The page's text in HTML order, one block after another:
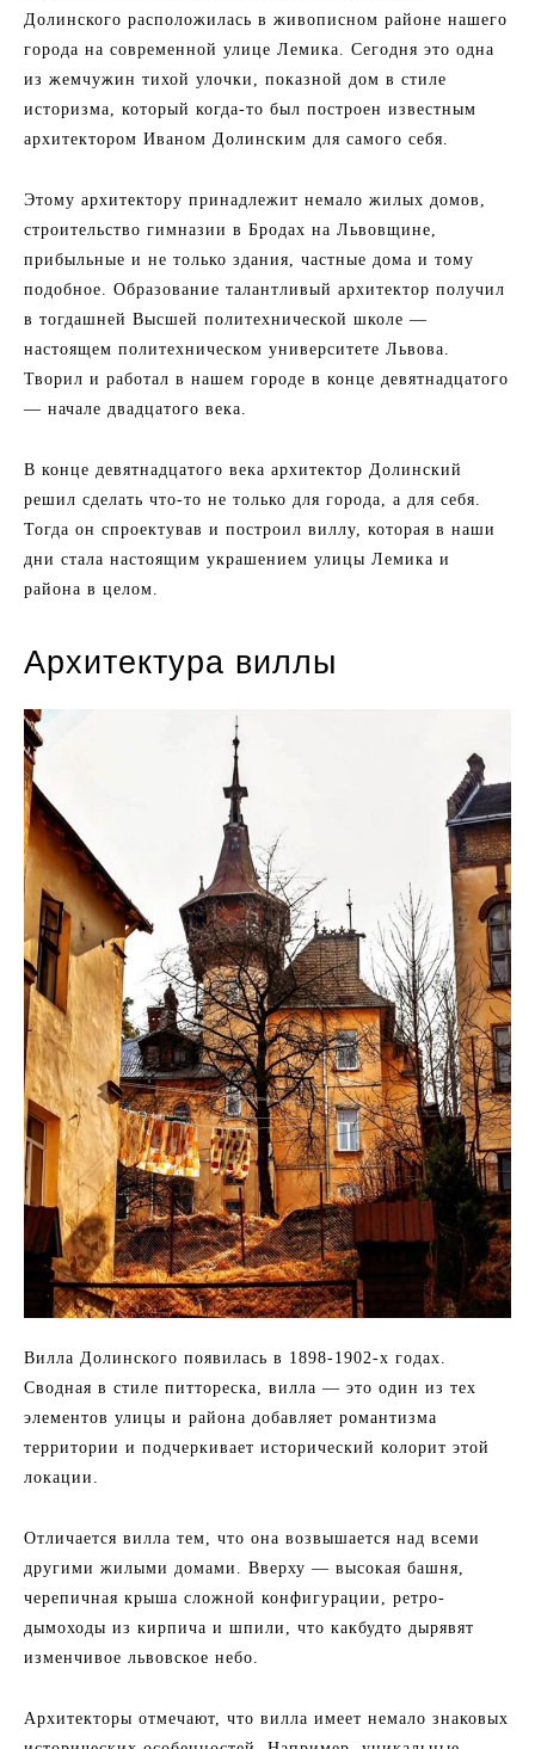
Долинского расположилась в живописном районе нашего
города на современной улице Лемика. Сегодня это одна
из жемчужин тихой улочки, показной дом в стиле
историзма, который когда-то был построен известным
архитектором Иваном Долинским для самого себя.
Этому архитектору принадлежит немало жилых домов,
строительство гимназии в Бродах на Львовщине,
прибыльные и не только здания, частные дома и тому
подобное. Образование талантливый архитектор получил
в тогдашней Высшей политехнической школе —
настоящем политехническом университете Львова.
Творил и работал в нашем городе в конце девятнадцатого
— начале двадцатого века.
В конце девятнадцатого века архитектор Долинский
решил сделать что-то не только для города, а для себя.
Тогда он спроектував и построил виллу, которая в наши
дни стала настоящим украшением улицы Лемика и
района в целом.
Архитектура виллы
Вилла Долинского появилась в 1898-1902-х годах.
Сводная в стиле питтореска, вилла — это один из тех
элементов улицы и района добавляет романтизма
территории и подчеркивает исторический колорит этой
локации.
Отличается вилла тем, что она возвышается над всеми
другими жилыми домами. Вверху — высокая башня,
черепичная крыша сложной конфигурации, ретро-
дымоходы из кирпича и шпили, что какбудто дырявят
изменчивое львовское небо.
Архитекторы отмечают, что вилла имеет немало знаковых